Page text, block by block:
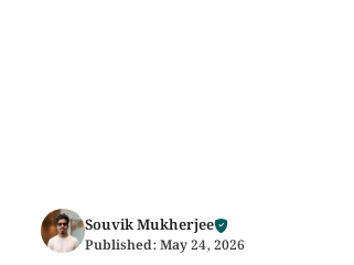
Souvik Mukherjee
Published: May 24, 2026